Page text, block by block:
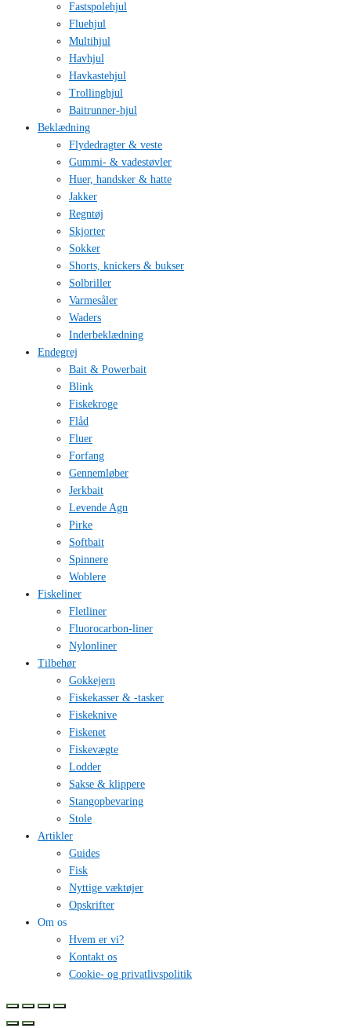
Fastspolehjul
Fluehjul
Multihjul
Havhjul
Havkastehjul
Trollinghjul
Baitrunner-hjul
Beklædning
Flydedragter & veste
Gummi- & vadestøvler
Huer, handsker & hatte
Jakker
Regntøj
Skjorter
Sokker
Shorts, knickers & bukser
Solbriller
Varmesåler
Waders
Inderbeklædning
Endegrej
Bait & Powerbait
Blink
Fiskekroge
Flåd
Fluer
Forfang
Gennemløber
Jerkbait
Levende Agn
Pirke
Softbait
Spinnere
Woblere
Fiskeliner
Fletliner
Fluorocarbon-liner
Nylonliner
Tilbehør
Gokkejern
Fiskekasser & -tasker
Fiskeknive
Fiskenet
Fiskevægte
Lodder
Sakse & klippere
Stangopbevaring
Stole
Artikler
Guides
Fisk
Nyttige væktøjer
Opskrifter
Om os
Hvem er vi?
Kontakt os
Cookie- og privatlivspolitik